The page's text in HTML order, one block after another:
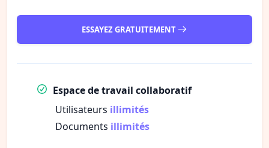
ESSAYEZ GRATUITEMENT
Espace de travail collaboratif
Utilisateurs illimités
Documents illimités